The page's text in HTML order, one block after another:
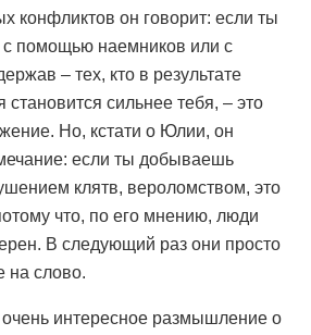
конфликтов он говорит: если ты
помощью наемников или с
– тех, кто в результате
сильнее тебя, – это
Но, кстати о Юлии, он
если ты добываешь
клятв, вероломством, это
что, по его мнению, люди
В следующий раз они просто
на слово.
интересное размышление о